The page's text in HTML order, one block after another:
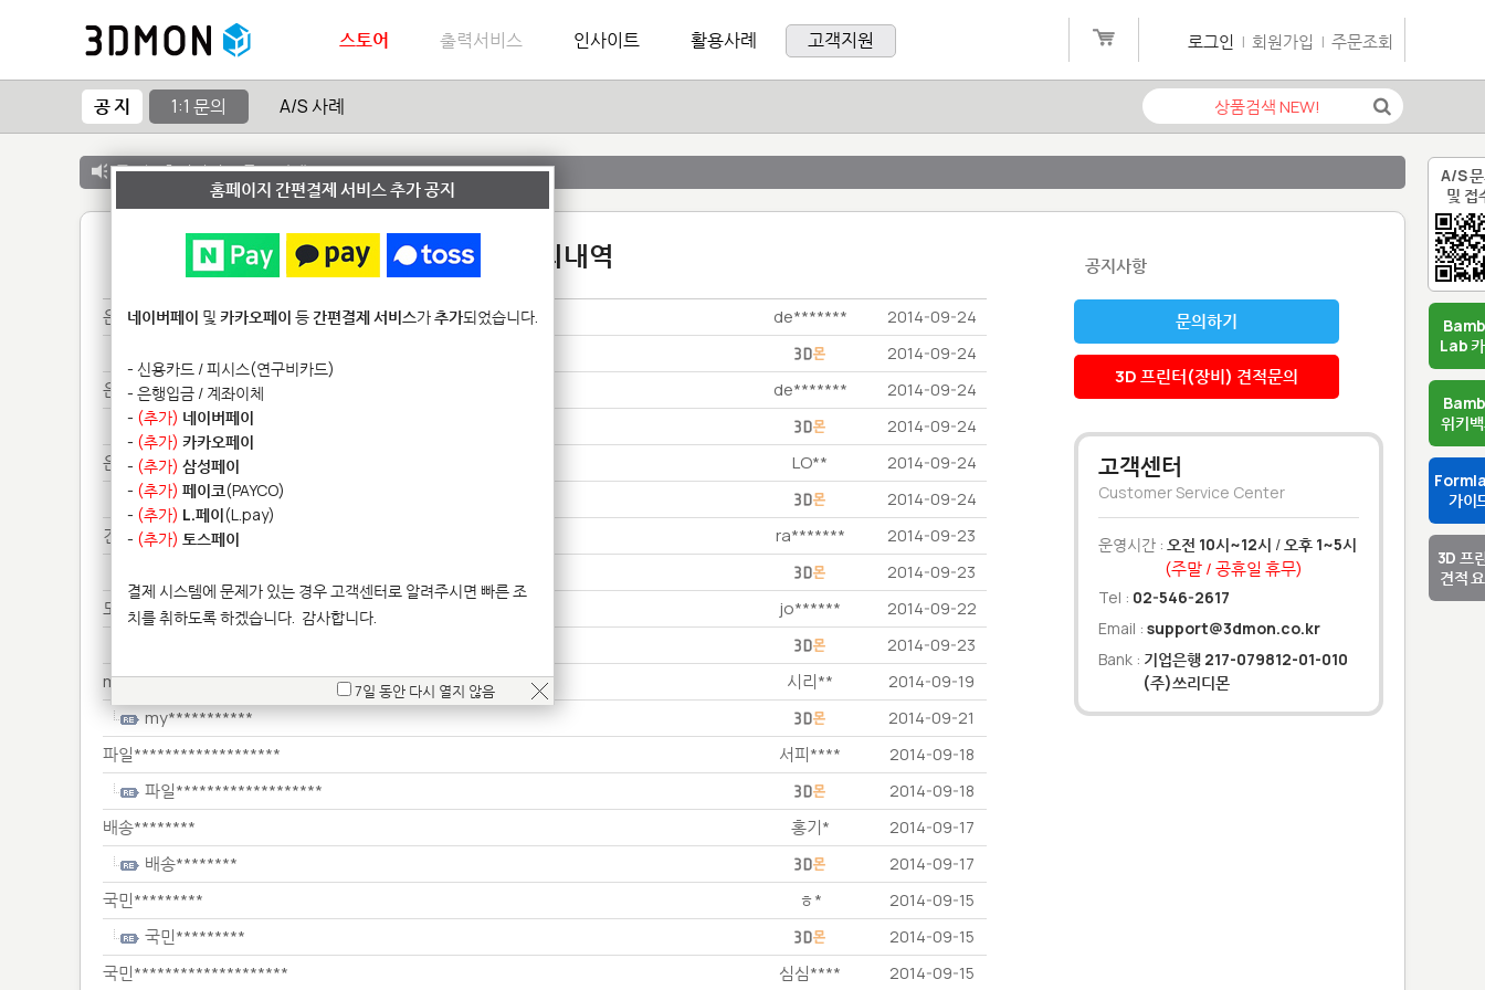
A/S
및 접
Lab
위키
가이
3D 프
견적
스토어 출력서비스 인사이트 활용사례 고객지원 로그인 | 회원가입 | 주문조회
공 지 1:1 문의 A/S 사례
공 지 :출력서비스 종료 안내
1:1 문의내역
은반********* de******* 2014-09-24
2014-09-24
은반************** de******* 2014-09-24
은반************** 2014-09-24
은으******************** LO** 2014-09-24
은으******************** 2014-09-24
견적******** ra******* 2014-09-23
2014-09-23
모델**************** jo****** 2014-09-22
2014-09-23
my*********** 시리** 2014-09-19
my*********** 2014-09-21
파일******************* 서피**** 2014-09-18
파일******************* 2014-09-18
배송******** 홍기* 2014-09-17
배송******** 2014-09-17
국민********* ㅎ* 2014-09-15
국민********* 2014-09-15
국민******************** 심심**** 2014-09-15
공지사항
문의하기
3D 프린터(장비) 견적문의
고객센터
Customer Service Center
운영시간 : 오전 10시~12시 /오후 1~5시
(주말 / 공휴일 휴무)
Tel : 02-546-2617
Email : support@3dmon.co.kr
Bank : 기업은행 217-079812-01-010
(주)쓰리디몬
홈페이지 간편결제 서비스 추가 공지
네이버페이 및 카카오페이 등간편결제 서비스가추가되었습니다.
- 신용카드 / 피시스(연구비카드)
- 은행입금 / 계좌이체
- (추가) 네이버페이
- (추가) 카카오페이
- (추가) 삼성페이
- (추가) 페이코(PAYCO)
- (추가) L.페이(L.pay)
- (추가) 토스페이
결제 시스템에 문제가 있는 경우 고객센터로 알려주시면 빠른 조
치를 취하도록 하겠습니다. 감사합니다.
7일 동안 다시 열지 않음